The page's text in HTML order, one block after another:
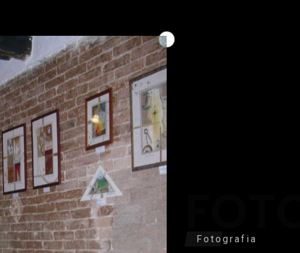
Fotografia